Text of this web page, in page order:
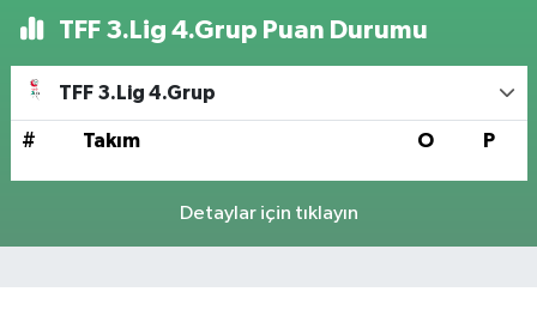
TFF 3.Lig 4.Grup Puan Durumu
TFF 3.Lig 4.Grup
# Takım O P
Detaylar için tıklayın